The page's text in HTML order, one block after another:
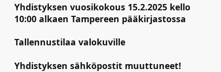
Yhdistyksen vuosikokous 15.2.2025 kello
10:00 alkaen Tampereen pääkirjastossa
Tallennustilaa valokuville
Yhdistyksen sähköpostit muuttuneet!